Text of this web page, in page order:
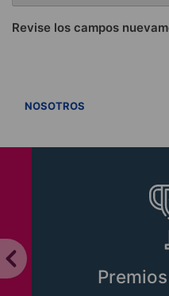
Revise los campos
NOSOTROS